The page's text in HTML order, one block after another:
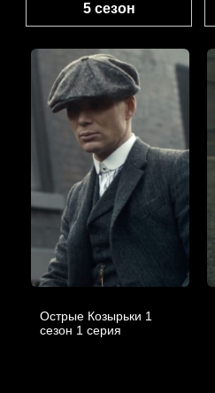
5 сезон
Острые Козырьки 1
cезон 1 cерия